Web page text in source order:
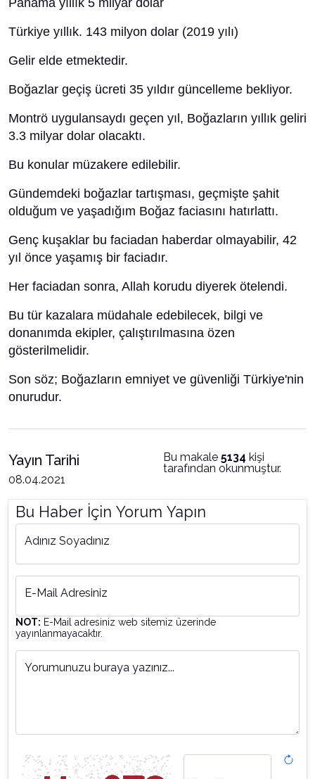
Panama yıllık 5 milyar dolar
Türkiye yıllık. 143 milyon dolar (2019 yılı)
Gelir elde etmektedir.
Boğazlar geçiş ücreti 35 yıldır güncelleme bekliyor.
Montrö uygulansaydı geçen yıl, Boğazların yıllık geliri
3.3 milyar dolar olacaktı.
Bu konular müzakere edilebilir.
Gündemdeki boğazlar tartışması, geçmişte şahit
olduğum ve yaşadığım Boğaz faciasını hatırlattı.
Genç kuşaklar bu faciadan haberdar olmayabilir, 42
yıl önce yaşamış bir faciadır.
Her faciadan sonra, Allah korudu diyerek ötelendi.
Bu tür kazalara müdahale edebilecek, bilgi ve
donanımda ekipler, çalıştırılmasına özen
gösterilmelidir.
Son söz; Boğazların emniyet ve güvenliği Türkiye'nin
onurudur.
Yayın Tarihi
08.04.2021
Bu makale 5134 kişi
tarafından okunmuştur.
Bu Haber İçin Yorum Yapın
Adınız Soyadınız
E-Mail Adresiniz
NOT: E-Mail adresiniz web sitemiz üzerinde
yayınlanmayacaktır.
Yorumunuzu buraya yazınız...